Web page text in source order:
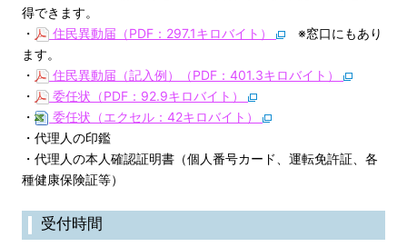
得できます。
・
住民異動届（PDF：297.1キロバイト）
※窓口にもあり
ます。
・
住民異動届（記入例）（PDF：401.3キロバイト）
・
委任状（PDF：92.9キロバイト）
・
委任状（エクセル：42キロバイト）
・代理人の印鑑
・代理人の本人確認証明書（個人番号カード、運転免許証、各
種健康保険証等）
受付時間